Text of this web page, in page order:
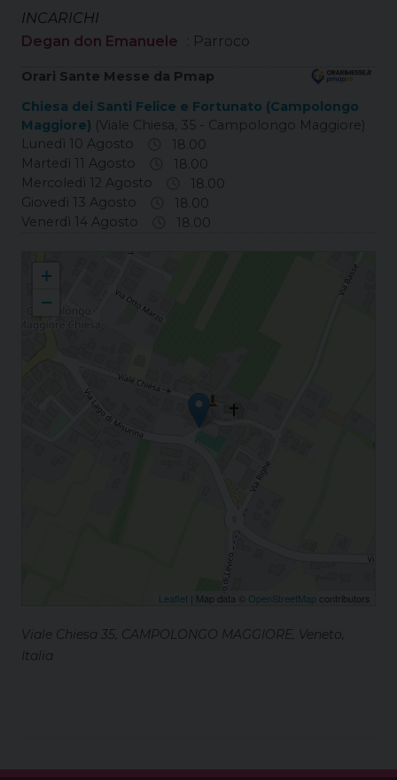
INCARICHI
Degan don Emanuele
: Parroco
Orari Sante Messe da Pmap
Chiesa dei Santi Felice e Fortunato (Campolongo
Maggiore) (Viale Chiesa, 35 - Campolongo Maggiore)
Lunedì 10 Agosto
18.00
Martedì 11 Agosto
18.00
Mercoledì 12 Agosto
18.00
Giovedì 13 Agosto
18.00
Venerdì 14 Agosto
18.00
Campolongo Maggiore Santi Felice e Fortunato
+
−
Leaflet | Map data © OpenStreetMap contributors
Viale Chiesa 35, CAMPOLONGO MAGGIORE, Veneto,
Italia